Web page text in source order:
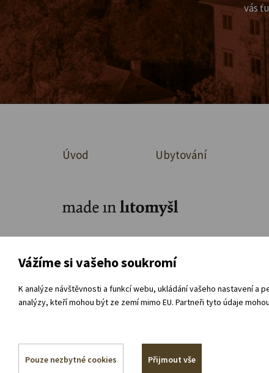
vás
Úvod Ubytování
Ke stažení
Vážíme si vašeho soukromí
K analýze návštěvnosti a funkcí webu, ukládání vašeho nastavení
analýzy, kteří mohou být ze zemí mimo EU. Partneři tyto údaje
Pouze nezbytné cookies Přijmout vše